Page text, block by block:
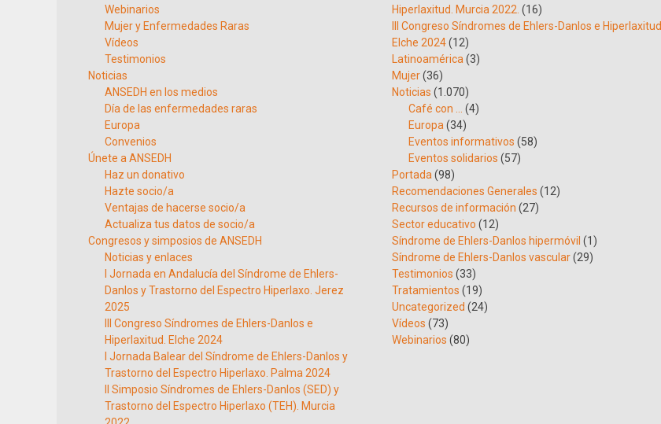
Webinarios
Mujer y Enfermedades Raras
Vídeos
Testimonios
Noticias
ANSEDH en los medios
Día de las enfermedades raras
Europa
Convenios
Únete a ANSEDH
Haz un donativo
Hazte socio/a
Ventajas de hacerse socio/a
Actualiza tus datos de socio/a
Congresos y simposios de ANSEDH
Noticias y enlaces
I Jornada en Andalucía del Síndrome de Ehlers-
Danlos y Trastorno del Espectro Hiperlaxo. Jerez
2025
III Congreso Síndromes de Ehlers-Danlos e
Hiperlaxitud. Elche 2024
I Jornada Balear del Síndrome de Ehlers-Danlos y
Trastorno del Espectro Hiperlaxo. Palma 2024
II Simposio Síndromes de Ehlers-Danlos (SED) y
Trastorno del Espectro Hiperlaxo (TEH). Murcia
Hiperlaxitud. Murcia 2022. (16)
III Congreso Síndromes de Ehlers-Danlos e Hiperlaxitud.
Elche 2024(12)
Latinoamérica (3)
Mujer(36)
Noticias (1.070)
Café con …
(4)
Europa (34)
Eventos informativos (58)
Eventos solidarios (57)
Portada (98)
Recomendaciones Generales (12)
Recursos de información (27)
Sector educativo (12)
Síndrome de Ehlers-Danlos hipermóvil (1)
Síndrome de Ehlers-Danlos vascular(29)
Testimonios (33)
Tratamientos (19)
Uncategorized (24)
Vídeos (73)
Webinarios (80)